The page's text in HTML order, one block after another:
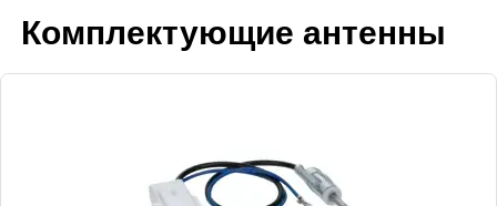
Комплектующие антенны